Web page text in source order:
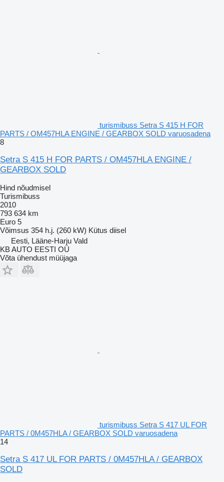
turismibuss Setra S 415 H FOR
PARTS / OM457HLA ENGINE / GEARBOX SOLD varuosadena
8
Setra S 415 H FOR PARTS / OM457HLA ENGINE /
GEARBOX SOLD
Hind nõudmisel
Turismibuss
2010
793 634 km
Euro 5
Võimsus 354 h.j. (260 kW) Kütus diisel
Eesti, Lääne-Harju Vald
KB AUTO EESTI OÜ
Võta ühendust müüjaga
turismibuss Setra S 417 UL FOR
PARTS / 0M457HLA / GEARBOX SOLD varuosadena
14
Setra S 417 UL FOR PARTS / 0M457HLA / GEARBOX
SOLD